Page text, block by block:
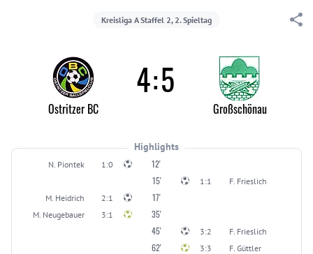
Kreisliga A Staffel 2, 2. Spieltag
Ostritzer BC
4:5
Großschönau
Highlights
N. Piontek 1:0 12'
F. Frieslich
1:1
15'
M. Heidrich 2:1 17'
M. Neugebauer 3:1 35'
F. Frieslich
3:2
45'
F. Güttler
3:3
62'